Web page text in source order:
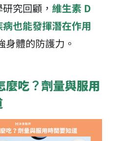
究回顧， 維生素 D
也能發揮潛在作用
身體的防護力。
麼吃？劑量與服用